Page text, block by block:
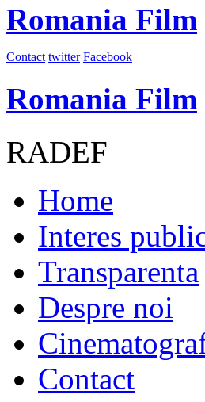
Romania Film
Contact twitter Facebook
Romania Film
RADEF
Home
Interes
Transparenta
Despre noi
Contact